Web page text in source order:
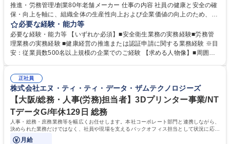
推進・労務管理/創業80年老舗メーカー 仕事の内容 社員の健康と安全の確
保・向上を軸に、組織全体の生産性向上および企業価値の向上のため、経
営層と密接に連携しながら、定型業務にとどまらず、制度設計や施策立案
などの上流工程から関与していただきます。 【主な業務内容】■安全衛生
業務（ストレスチェック、健康診断の運用、産業医との連携 など）■健康
経営認証取得に向けた企画・推進■労務管理（労働時間の分析、労働環境
を底上げすべく、ともにご活躍いただける方の増員募集となります。 募集
職種 【人事・労務担当】安全衛生・健康経営推進・労務管理/創業80年老
舗メーカー
必要な経験・能力等
必要な経験・能力等 【いずれか必須】■安全衛生業務の実務経験■労務管
理業務の実務経験 ■健康経営の推進または認証申請に関する業務経験 ※目
安：従業員数500名以上規模の企業でのご経験 【求める人物像】■周囲
部門と連携しながら業務を推進できる方■Excelや労務管理システムの実務
使用経験をお持ちの方 学歴・資格 学歴：大学院 大学 高専 短大 専修学校
高校 語学力： 資格：
正社員
株式会社エヌ・ティ・ティ・データ・ザムテクノロジーズ
【大阪/総務・人事(労務)担当者】3Dプリンター事業/NT
TデータG/年休129日 総務
人事・総務・庶務業務等を幅広くお任せします。本社コーポレート部門と連携しながら、
決められた業務だけではなく、社員や現場を支えるバックオフィス担当として状況に応じ
て柔軟に対応いただくことを期待します。
月給